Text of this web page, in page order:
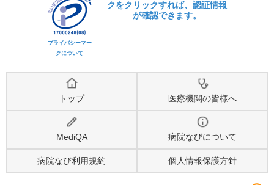
プライバシーマー
クについて
トップ 医療機関の皆様へ
MediQA 病院なびについて
病院なび利用規約 個人情報保護方針